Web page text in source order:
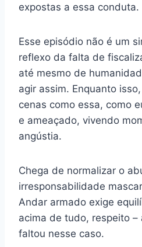
expostas a essa conduta.
Esse episódio não é um
reflexo da falta de
até mesmo de
agir assim. Enquanto
cenas como essa, como
e ameaçado, vivendo
angústia.
Chega de normalizar o
irresponsabilidade
Andar armado exige
acima de tudo, respeito
faltou nesse caso.